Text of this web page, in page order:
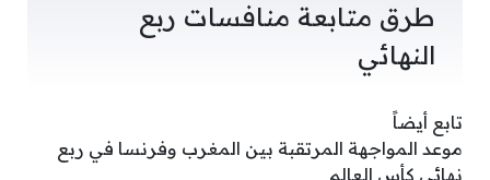
طرق متابعة منافسات ربع
النهائي
تابع أيضاً
موعد المواجهة المرتقبة بين المغرب وفرنسا في ربع
نهائي كأس العالم